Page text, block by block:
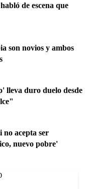
de escena que
son novios y ambos
lleva duro duelo desde
no acepta ser
nuevo pobre'